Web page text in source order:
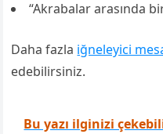
“Akrabalar arasında
Daha fazla iğneleyici
edebilirsiniz.
Bu yazı ilginizi